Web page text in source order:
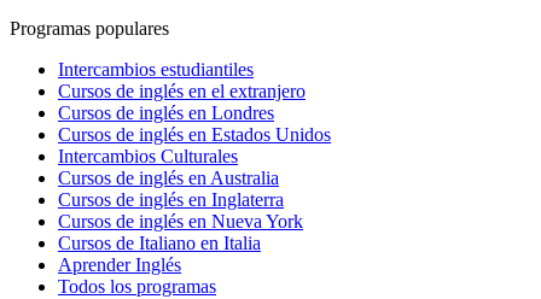
Programas populares
Intercambios estudiantiles
Cursos de inglés en el extranjero
Cursos de inglés en Londres
Cursos de inglés en Estados Unidos
Intercambios Culturales
Cursos de inglés en Australia
Cursos de inglés en Inglaterra
Cursos de inglés en Nueva York
Cursos de Italiano en Italia
Aprender Inglés
Todos los programas